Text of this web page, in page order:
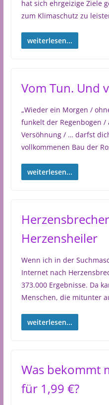
hat sich ehrgeizige Ziele
zum Klimaschutz zu
weiterlesen...
Vom Tun. Und
„Wieder ein Morgen /
funkelt der Regenbogen /
Versöhnung / … darfst
vollkommenen Bau der
weiterlesen...
Herzensheiler
Wenn ich in der
Internet nach
373.000 Ergebnisse. Da
Menschen, die mitunter
weiterlesen...
Was bekommt
für 1,99 €?